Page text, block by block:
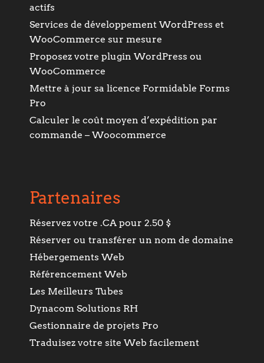
actifs
Services de développement WordPress et
WooCommerce sur mesure
Proposez votre plugin WordPress ou
WooCommerce
Mettre à jour sa licence Formidable Forms
Pro
Calculer le coût moyen d’expédition par
commande – Woocommerce
Partenaires
Réservez votre .CA pour 2.50 $
Réserver ou transférer un nom de domaine
Hébergements Web
Référencement Web
Les Meilleurs Tubes
Dynacom Solutions RH
Gestionnaire de projets Pro
Traduisez votre site Web facilement